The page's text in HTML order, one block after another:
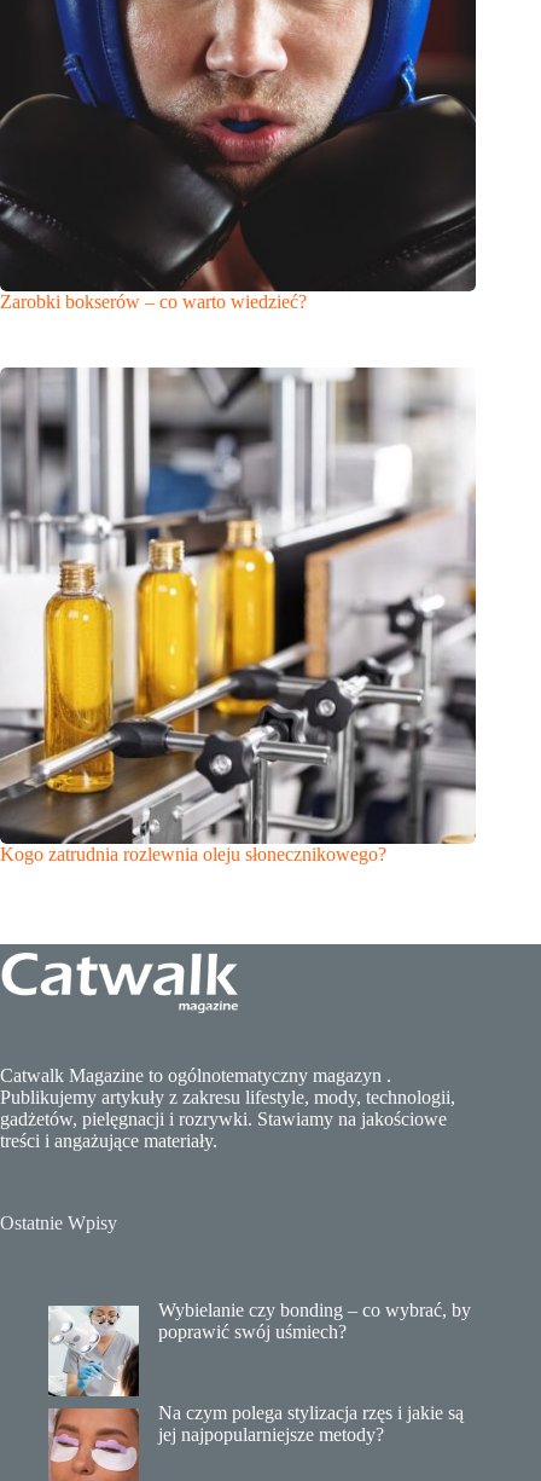
Zarobki bokserów – co warto wiedzieć?
Kogo zatrudnia rozlewnia oleju słonecznikowego?
Catwalk Magazine to ogólnotematyczny magazyn .
Publikujemy artykuły z zakresu lifestyle, mody, technologii,
gadżetów, pielęgnacji i rozrywki. Stawiamy na jakościowe
treści i angażujące materiały.
Ostatnie Wpisy
Wybielanie czy bonding – co wybrać, by
poprawić swój uśmiech?
Na czym polega stylizacja rzęs i jakie są
jej najpopularniejsze metody?